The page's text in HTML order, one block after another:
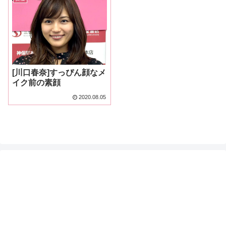
[川口春奈]すっぴん顔なメ
イク前の素顔
2020.08.05